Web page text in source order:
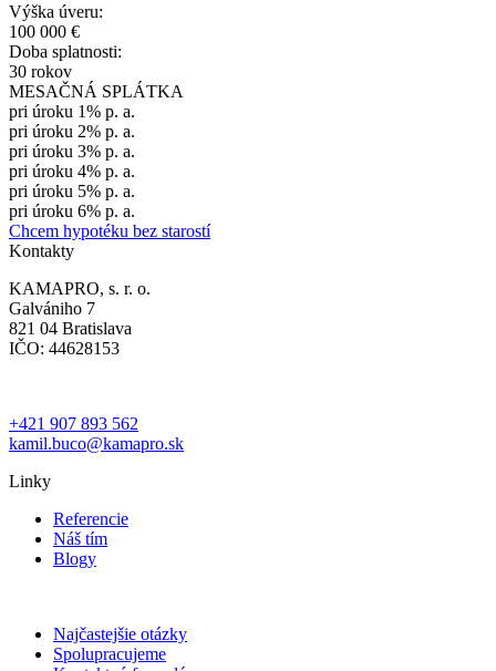
Výška úveru:
100 000 €
Doba splatnosti:
30 rokov
MESAČNÁ SPLÁTKA
pri úroku 1% p. a.
pri úroku 2% p. a.
pri úroku 3% p. a.
pri úroku 4% p. a.
pri úroku 5% p. a.
pri úroku 6% p. a.
Chcem hypotéku bez starostí
Kontakty
KAMAPRO, s. r. o.
Galvániho 7
821 04 Bratislava
IČO: 44628153
+421 907 893 562
kamil.buco@kamapro.sk
Linky
Referencie
Náš tím
Blogy
Najčastejšie otázky
Spolupracujeme